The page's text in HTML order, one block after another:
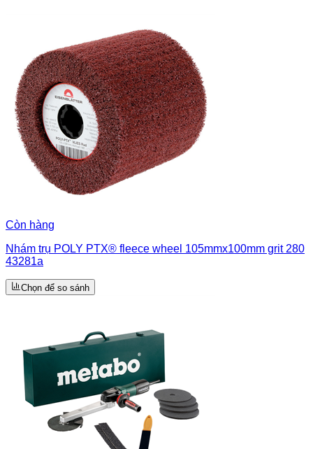
Còn hàng
Nhám trụ POLY PTX® fleece wheel 105mmx100mm grit 280
43281a
Chọn để so sánh